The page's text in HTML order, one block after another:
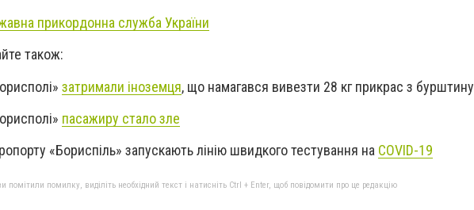
прикордонна служба України
також:
затримали іноземця, що намагався вивезти 28 кг прикрас з бурштину
пасажиру стало зле
«Бориспіль» запускають лінію швидкого тестування на COVID-19
помітили помилку, виділіть необхідний текст і натисніть Ctrl + Enter, щоб повідомити про це редакцію